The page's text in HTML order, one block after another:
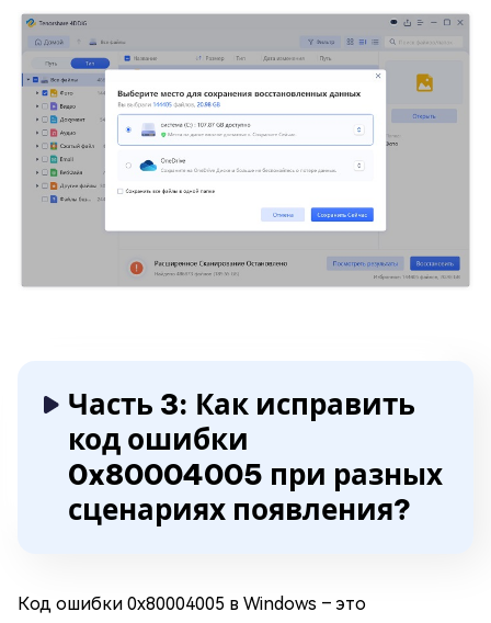
Часть 3: Как исправить
код ошибки
0x80004005 при разных
сценариях появления?
Код ошибки 0x80004005 в Windows – это